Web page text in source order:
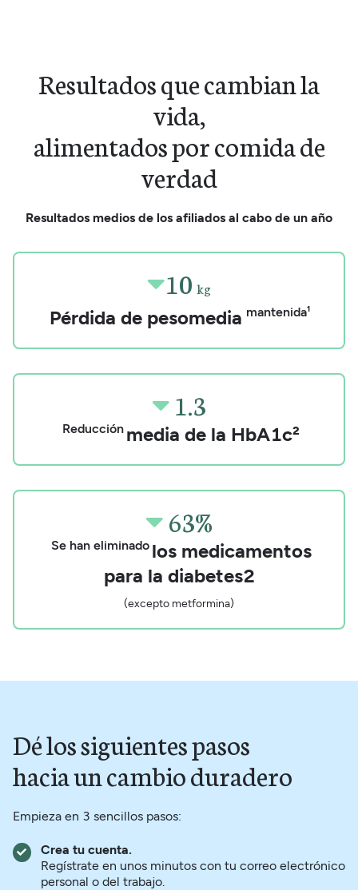
Resultados que cambian la
vida,
alimentados por comida de
verdad
Resultados medios de los afiliados al cabo de un año
10 kg
Pérdida de pesomedia mantenida¹
 1.3
Reducciónmedia de la HbA1c²
 63%
Se han eliminadolos medicamentos
para la diabetes2
(excepto metformina)
Dé los siguientes pasos
hacia un cambio duradero
Empieza en 3 sencillos pasos:
Crea tu cuenta.
Regístrate en unos minutos con tu correo electrónico
personal o del trabajo.